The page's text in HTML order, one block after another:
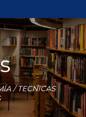
/ TECNICAS